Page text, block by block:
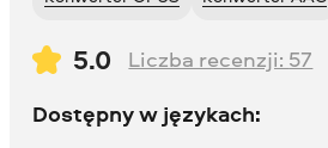
5.0 Liczba recenzji: 57
Dostępny w językach: